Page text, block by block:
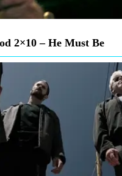
2×10 – He Must Be